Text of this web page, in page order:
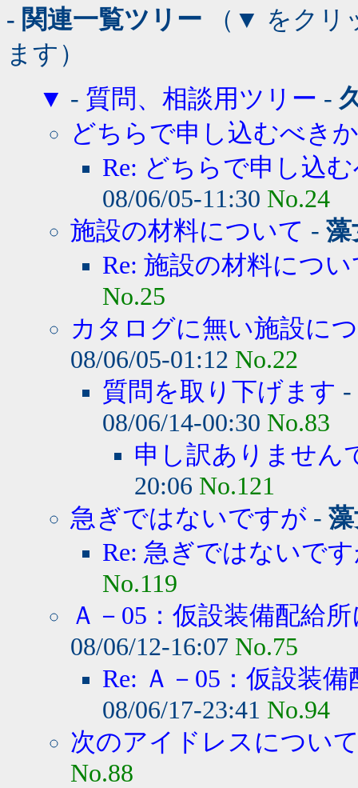
- 関連一覧ツリー （▼ をクリ
ます）
▼ - 質問、相談用ツリー -
どちらで申し込むべき
Re: どちらで申し込
08/06/05-11:30 No.24
施設の材料について - 藻
Re: 施設の材料につ
No.25
カタログに無い施設に
08/06/05-01:12 No.22
質問を取り下げます -
08/06/14-00:30 No.83
申し訳ありません
20:06 No.121
急ぎではないですが -
Re: 急ぎではないで
No.119
Ａ－05：仮設装備配給
08/06/12-16:07 No.75
Re: Ａ－05：仮設装
08/06/17-23:41 No.94
次のアイドレスについ
No.88